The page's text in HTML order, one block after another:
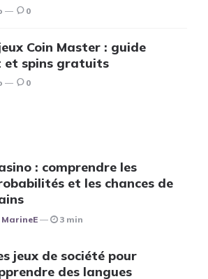
0
Coin Master : guide
et spins gratuits
0
: comprendre les
et les chances de
MarineE 3 min
jeux de société pour
des langues